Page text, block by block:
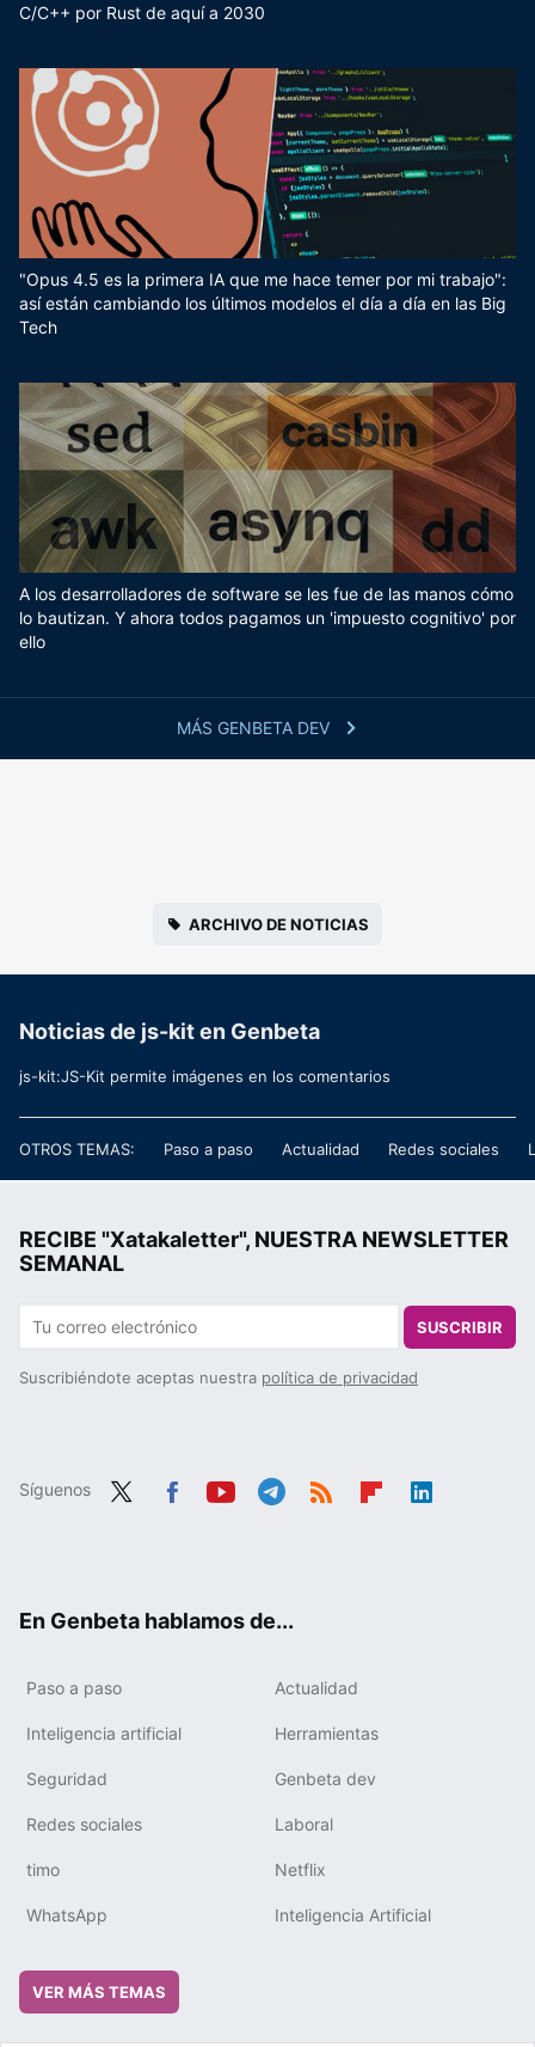
MÁS GENBETA DEV
C/C++ por Rust de aquí a 2030
"Opus 4.5 es la primera IA que me hace temer por mi trabajo":
así están cambiando los últimos modelos el día a día en las Big
Tech
A los desarrolladores de software se les fue de las manos cómo
lo bautizan. Y ahora todos pagamos un 'impuesto cognitivo' por
ello
ARCHIVO DE NOTICIAS
Noticias de js-kit en Genbeta
js-kit:JS-Kit permite imágenes en los comentarios
OTROS TEMAS: Paso a paso Actualidad Redes sociales
RECIBE "Xatakaletter", NUESTRA NEWSLETTER
SEMANAL
SUSCRIBIR
Suscribiéndote aceptas nuestra política de privacidad
Síguenos
En Genbeta hablamos de...
Paso a paso Actualidad
Inteligencia artificial Herramientas
Seguridad Genbeta dev
Redes sociales Laboral
timo Netflix
WhatsApp Inteligencia Artificial
VER MÁS TEMAS